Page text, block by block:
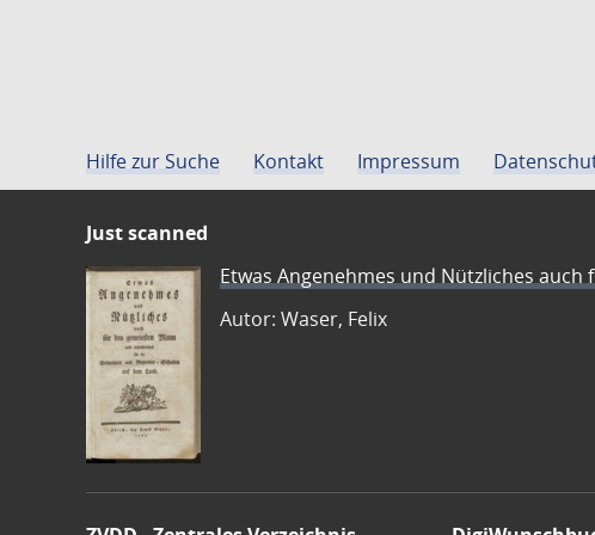
Hilfe zur Suche Kontakt Impressum
Just scanned
Etwas Angenehmes und Nützliches
Autor: Waser, Felix